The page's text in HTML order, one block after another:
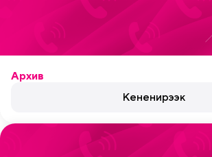
Архив
Кененирээк